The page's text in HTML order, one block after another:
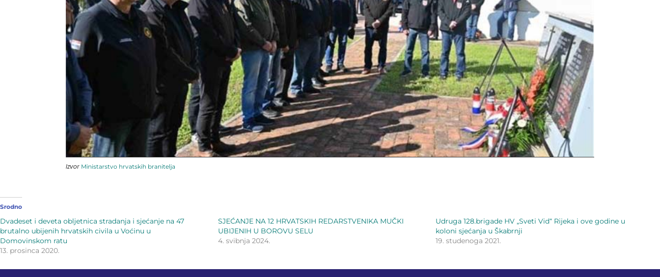
Izvor Ministarstvo hrvatskih branitelja
Srodno
Dvadeset i deveta obljetnica stradanja i sjećanje na 47
brutalno ubijenih hrvatskih civila u Voćinu u
Domovinskom ratu
13. prosinca 2020.
SJEĆANJE NA 12 HRVATSKIH REDARSTVENIKA MUČKI
UBIJENIH U BOROVU SELU
4. svibnja 2024.
Udruga 128.brigade HV „Sveti Vid“ Rijeka i ove godine u
koloni sjećanja u Škabrnji
19. studenoga 2021.